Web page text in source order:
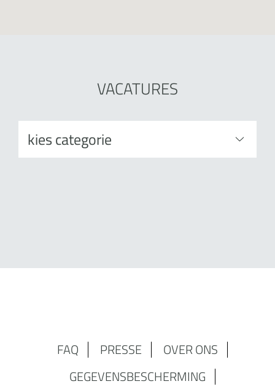
VACATURES
FAQ PRESSE
OVER ONS
GEGEVENSBESCHERMING